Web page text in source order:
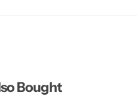
Bought